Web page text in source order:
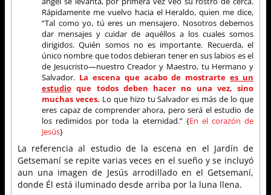
Rápidamente me vuelvo hacia el Heraldo, quien me dice,
“Tal como yo, tú eres un mensajero. Nosotros debemos
dar mensajes y cuidar de aquéllos a los cuales somos
dirigidos. Quién somos no es importante. Recuerda, el
único nombre que todos debieran tener en sus labios es el
de Jesucristo—nuestro Creador y Maestro, tu Hermano y
Salvador. La escena que acabo de mostrartees un
estudio que todos deben hacer no una vez, sino
muchas veces. Lo que hizo tu Salvador es más de lo que
eres capaz de comprender ahora, pero será el estudio de
los redimidos por toda la eternidad.” {En el corazón de
Jesús}
La referencia al estudio de la escena en el Jardín de
Getsemaní se repite varias veces en el sueño y se incluyó
aun una imagen de Jesús arrodillado en el Getsemaní,
donde Él está iluminado desde arriba por la luna llena.